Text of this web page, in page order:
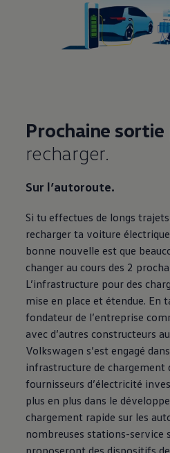
Prochaine sortie
recharger.
Sur l’autoroute.
Si tu effectues de longs
recharger ta voiture
bonne nouvelle est que
changer au cours des 2
L’infrastructure pour des
mise en place et étendue. En
fondateur de l’entreprise
avec d’autres constructeurs
Volkswagen s’est engagé
infrastructure de chargement
fournisseurs d’électricité
plus en plus dans le
chargement rapide sur les
nombreuses stations-service